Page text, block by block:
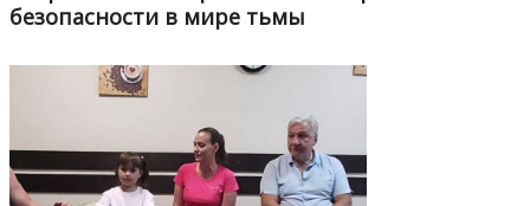
безопасности в мире тьмы